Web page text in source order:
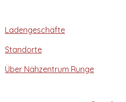
Ladengeschäfte
Standorte
Über Nähzentrum Runge